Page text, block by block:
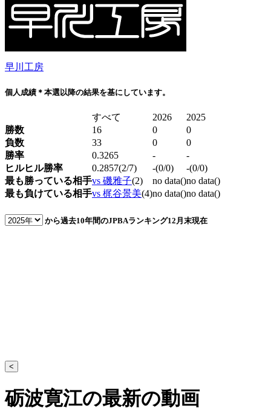
早川工房
個人成績 ＊本選以降の結果を基にしています。
すべて 2026
2025
勝数
16 0
0
負数
33 0
0
勝率
0.3265 -
-
ヒルヒル勝率
0.2857(2/7) -(0/0)
-(0/0)
最も勝っている相手vs 磯雅子(2) no data()no data()
最も負けている相手vs 梶谷景美(4)no data()no data()
から過去10年間のJPBAランキング12月末現在
<
砺波寛江の最新の動画